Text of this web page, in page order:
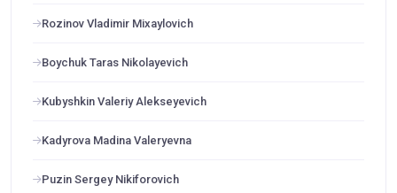
Rozinov Vladimir Mixaylovich
Boychuk Taras Nikolayevich
Kubyshkin Valeriy Alekseyevich
Kadyrova Madina Valeryevna
Puzin Sergey Nikiforovich